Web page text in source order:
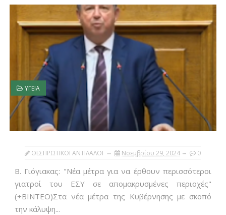
ΥΓΕΙΑ
ΘΕΣΠΡΩΤΙΚΟΙ ΑΝΤΙΛΑΛΟΙ Νοεμβρίου 29, 2024 0
Β. Γιόγιακας: "Νέα μέτρα για να έρθουν περισσότεροι
γιατροί του ΕΣΥ σε απομακρυσμένες περιοχές"
(+ΒΙΝΤΕΟ)Στα νέα μέτρα της Κυβέρνησης με σκοπό
την κάλυψη...